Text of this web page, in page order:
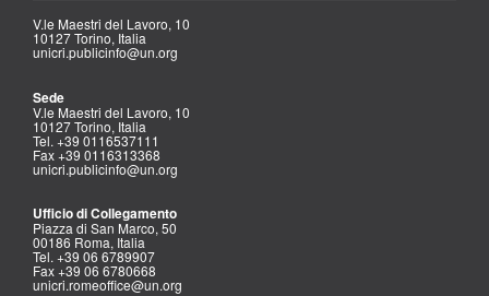
V.le Maestri del Lavoro, 10
10127 Torino, Italia
unicri.publicinfo@un.org
Sede
V.le Maestri del Lavoro, 10
10127 Torino, Italia
Tel. +39 0116537111
Fax +39 0116313368
unicri.publicinfo@un.org
Ufficio di Collegamento
Piazza di San Marco, 50
00186 Roma, Italia
Tel. +39 06 6789907
Fax +39 06 6780668
unicri.romeoffice@un.org